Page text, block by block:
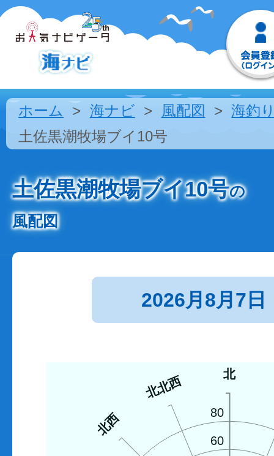
ホーム 海ナビ 風配図
海釣
土佐黒潮牧場ブイ10号
土佐黒潮牧場ブイ10号の
風配図
2026月8月7日
北
北西
北北西
60
80